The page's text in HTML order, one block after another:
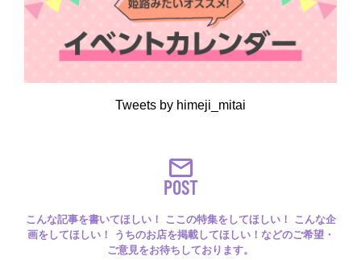
Tweets by himeji_mitai
POST
こんな記事を書いてほしい！ ここの特集をしてほしい！ こんな企
画をしてほしい！ うちのお店を掲載してほしい！などのご希望・
ご意見をお待ちしております。